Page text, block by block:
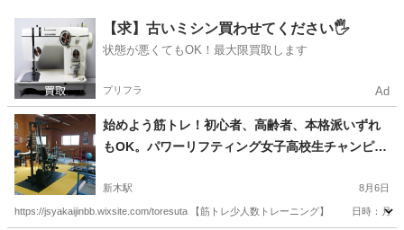
千葉 市川市 原木中山駅 ヨガ
【求】古いミシン買わせてください🖐️
状態が悪くてもOK！最大限買取します
プリフラ Ad
始めよう筋トレ！初心者、高齢者、本格派いずれ
もOK。パワーリフティング女子高校生チャンピオ
新木駅 8月6日
https://jsyakaijinbb.wixsite.com/toresuta 【筋トレ少人数トレーニング